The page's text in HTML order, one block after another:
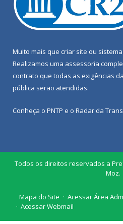
Muito mais que criar site ou
Realizamos uma assessoria
contrato que todas as exigências
pública serão atendidas.
Conheça o PNTP e o Radar da
Todos os direitos reservados a
Moz.
Mapa do Site
Acessar Área
Acessar Webmail